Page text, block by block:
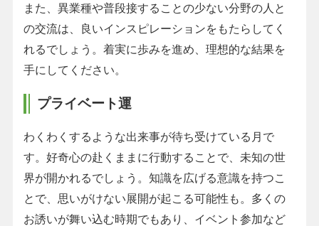
また、異業種や普段接することの少ない分野の人と
の交流は、良いインスピレーションをもたらしてく
れるでしょう。着実に歩みを進め、理想的な結果を
手にしてください。
プライベート運
わくわくするような出来事が待ち受けている月で
す。好奇心の赴くままに行動することで、未知の世
界が開かれるでしょう。知識を広げる意識を持つこ
とで、思いがけない展開が起こる可能性も。多くの
お誘いが舞い込む時期でもあり、イベント参加など